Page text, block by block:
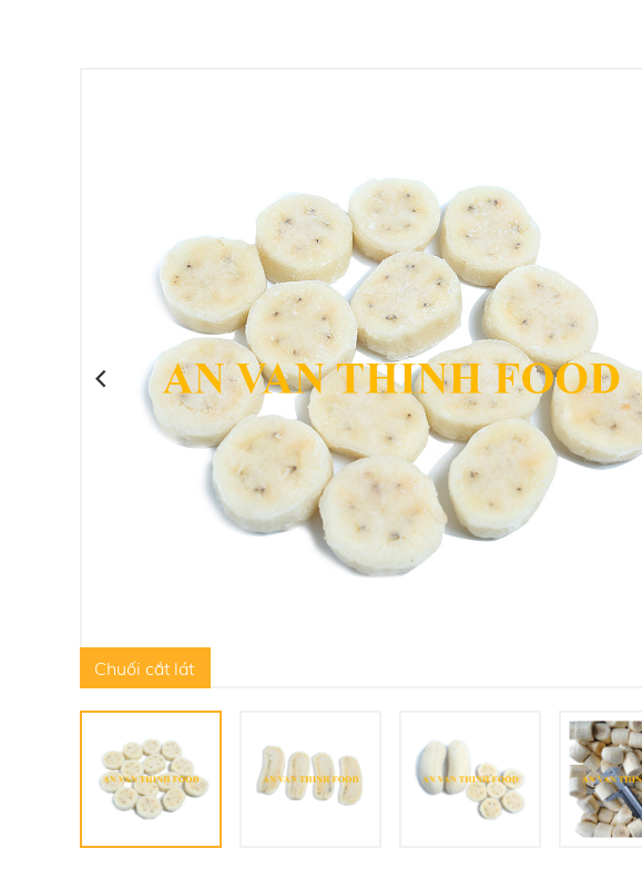
Chuối cắt lát